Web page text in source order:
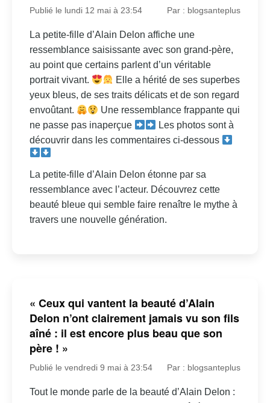
Publié le lundi 12 mai à 23:54 Par : blogsanteplus
La petite-fille d’Alain Delon affiche une
ressemblance saisissante avec son grand-père,
au point que certains parlent d’un véritable
portrait vivant.
Elle a hérité de ses superbes
yeux bleus, de ses traits délicats et de son regard
envoûtant.
Une ressemblance frappante qui
ne passe pas inaperçue
Les photos sont à
découvrir dans les commentaires ci-dessous
La petite-fille d’Alain Delon étonne par sa
ressemblance avec l’acteur. Découvrez cette
beauté bleue qui semble faire renaître le mythe à
travers une nouvelle génération.
« Ceux qui vantent la beauté d’Alain
Delon n’ont clairement jamais vu son fils
aîné : il est encore plus beau que son
père ! »
Publié le vendredi 9 mai à 23:54 Par : blogsanteplus
Tout le monde parle de la beauté d’Alain Delon :